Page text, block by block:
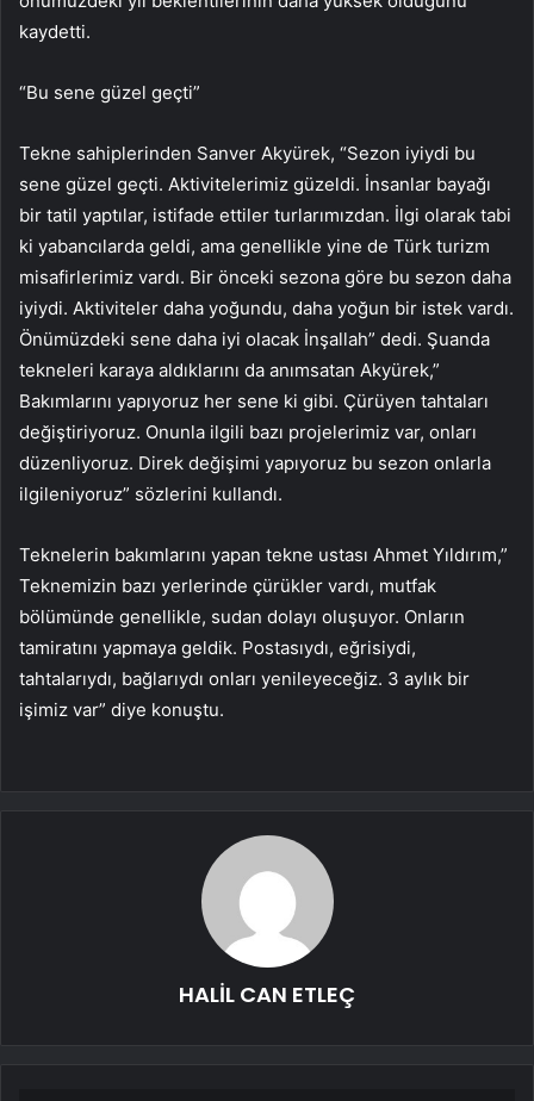
kaydetti.
“Bu sene güzel geçti”
Tekne sahiplerinden Sanver Akyürek, “Sezon iyiydi bu
sene güzel geçti. Aktivitelerimiz güzeldi. İnsanlar bayağı
bir tatil yaptılar, istifade ettiler turlarımızdan. İlgi olarak tabi
ki yabancılarda geldi, ama genellikle yine de Türk turizm
misafirlerimiz vardı. Bir önceki sezona göre bu sezon daha
iyiydi. Aktiviteler daha yoğundu, daha yoğun bir istek vardı.
Önümüzdeki sene daha iyi olacak İnşallah” dedi. Şuanda
tekneleri karaya aldıklarını da anımsatan Akyürek,”
Bakımlarını yapıyoruz her sene ki gibi. Çürüyen tahtaları
değiştiriyoruz. Onunla ilgili bazı projelerimiz var, onları
düzenliyoruz. Direk değişimi yapıyoruz bu sezon onlarla
ilgileniyoruz” sözlerini kullandı.
Teknelerin bakımlarını yapan tekne ustası Ahmet Yıldırım,”
Teknemizin bazı yerlerinde çürükler vardı, mutfak
bölümünde genellikle, sudan dolayı oluşuyor. Onların
tamiratını yapmaya geldik. Postasıydı, eğrisiydi,
tahtalarıydı, bağlarıydı onları yenileyeceğiz. 3 aylık bir
işimiz var” diye konuştu.
HALİL CAN ETLEÇ